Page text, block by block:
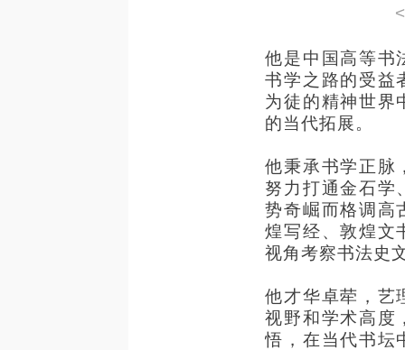
蹈中触类旁通，
业，画无西东，
他是中国高等书
书学之路的受益
为徒的精神世界
的当代拓展。
他秉承书学正脉
努力打通金石学
势奇崛而格调高
煌写经、敦煌文
视角考察书法史
他才华卓荦，艺
视野和学术高度
悟，在当代书坛